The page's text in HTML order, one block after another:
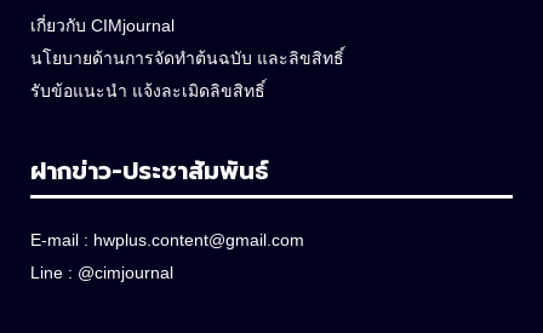
เกี่ยวกับ CIMjournal
นโยบายด้านการจัดทำต้นฉบับ และลิขสิทธิ์
รับข้อแนะนำ แจ้งละเมิดลิขสิทธิ์
ฝากข่าว-ประชาสัมพันธ์
E-mail : hwplus.content@gmail.com
Line : @cimjournal